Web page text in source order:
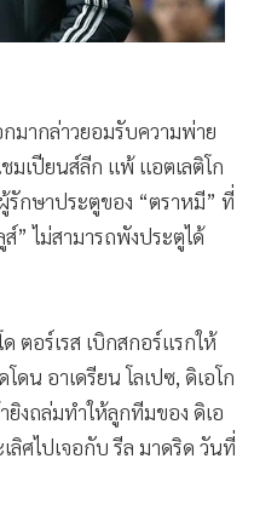
มากล่าวยอมรับความพ่าย
มเปียนส์ลีก แพ้ แอตเลติโก
รักษาประตูของ “ตราหมี” ที่
” ไม่สามารถพังประตูได้
ตอร์เรส เบิกสกอร์แรกให้
น อาเดรียน โลเปซ, ดิเอโก
ยิงถล่มทำให้ลูกทีมของ ดิเอ
ลิศไปเจอกับ รีล มาดริด วันที่